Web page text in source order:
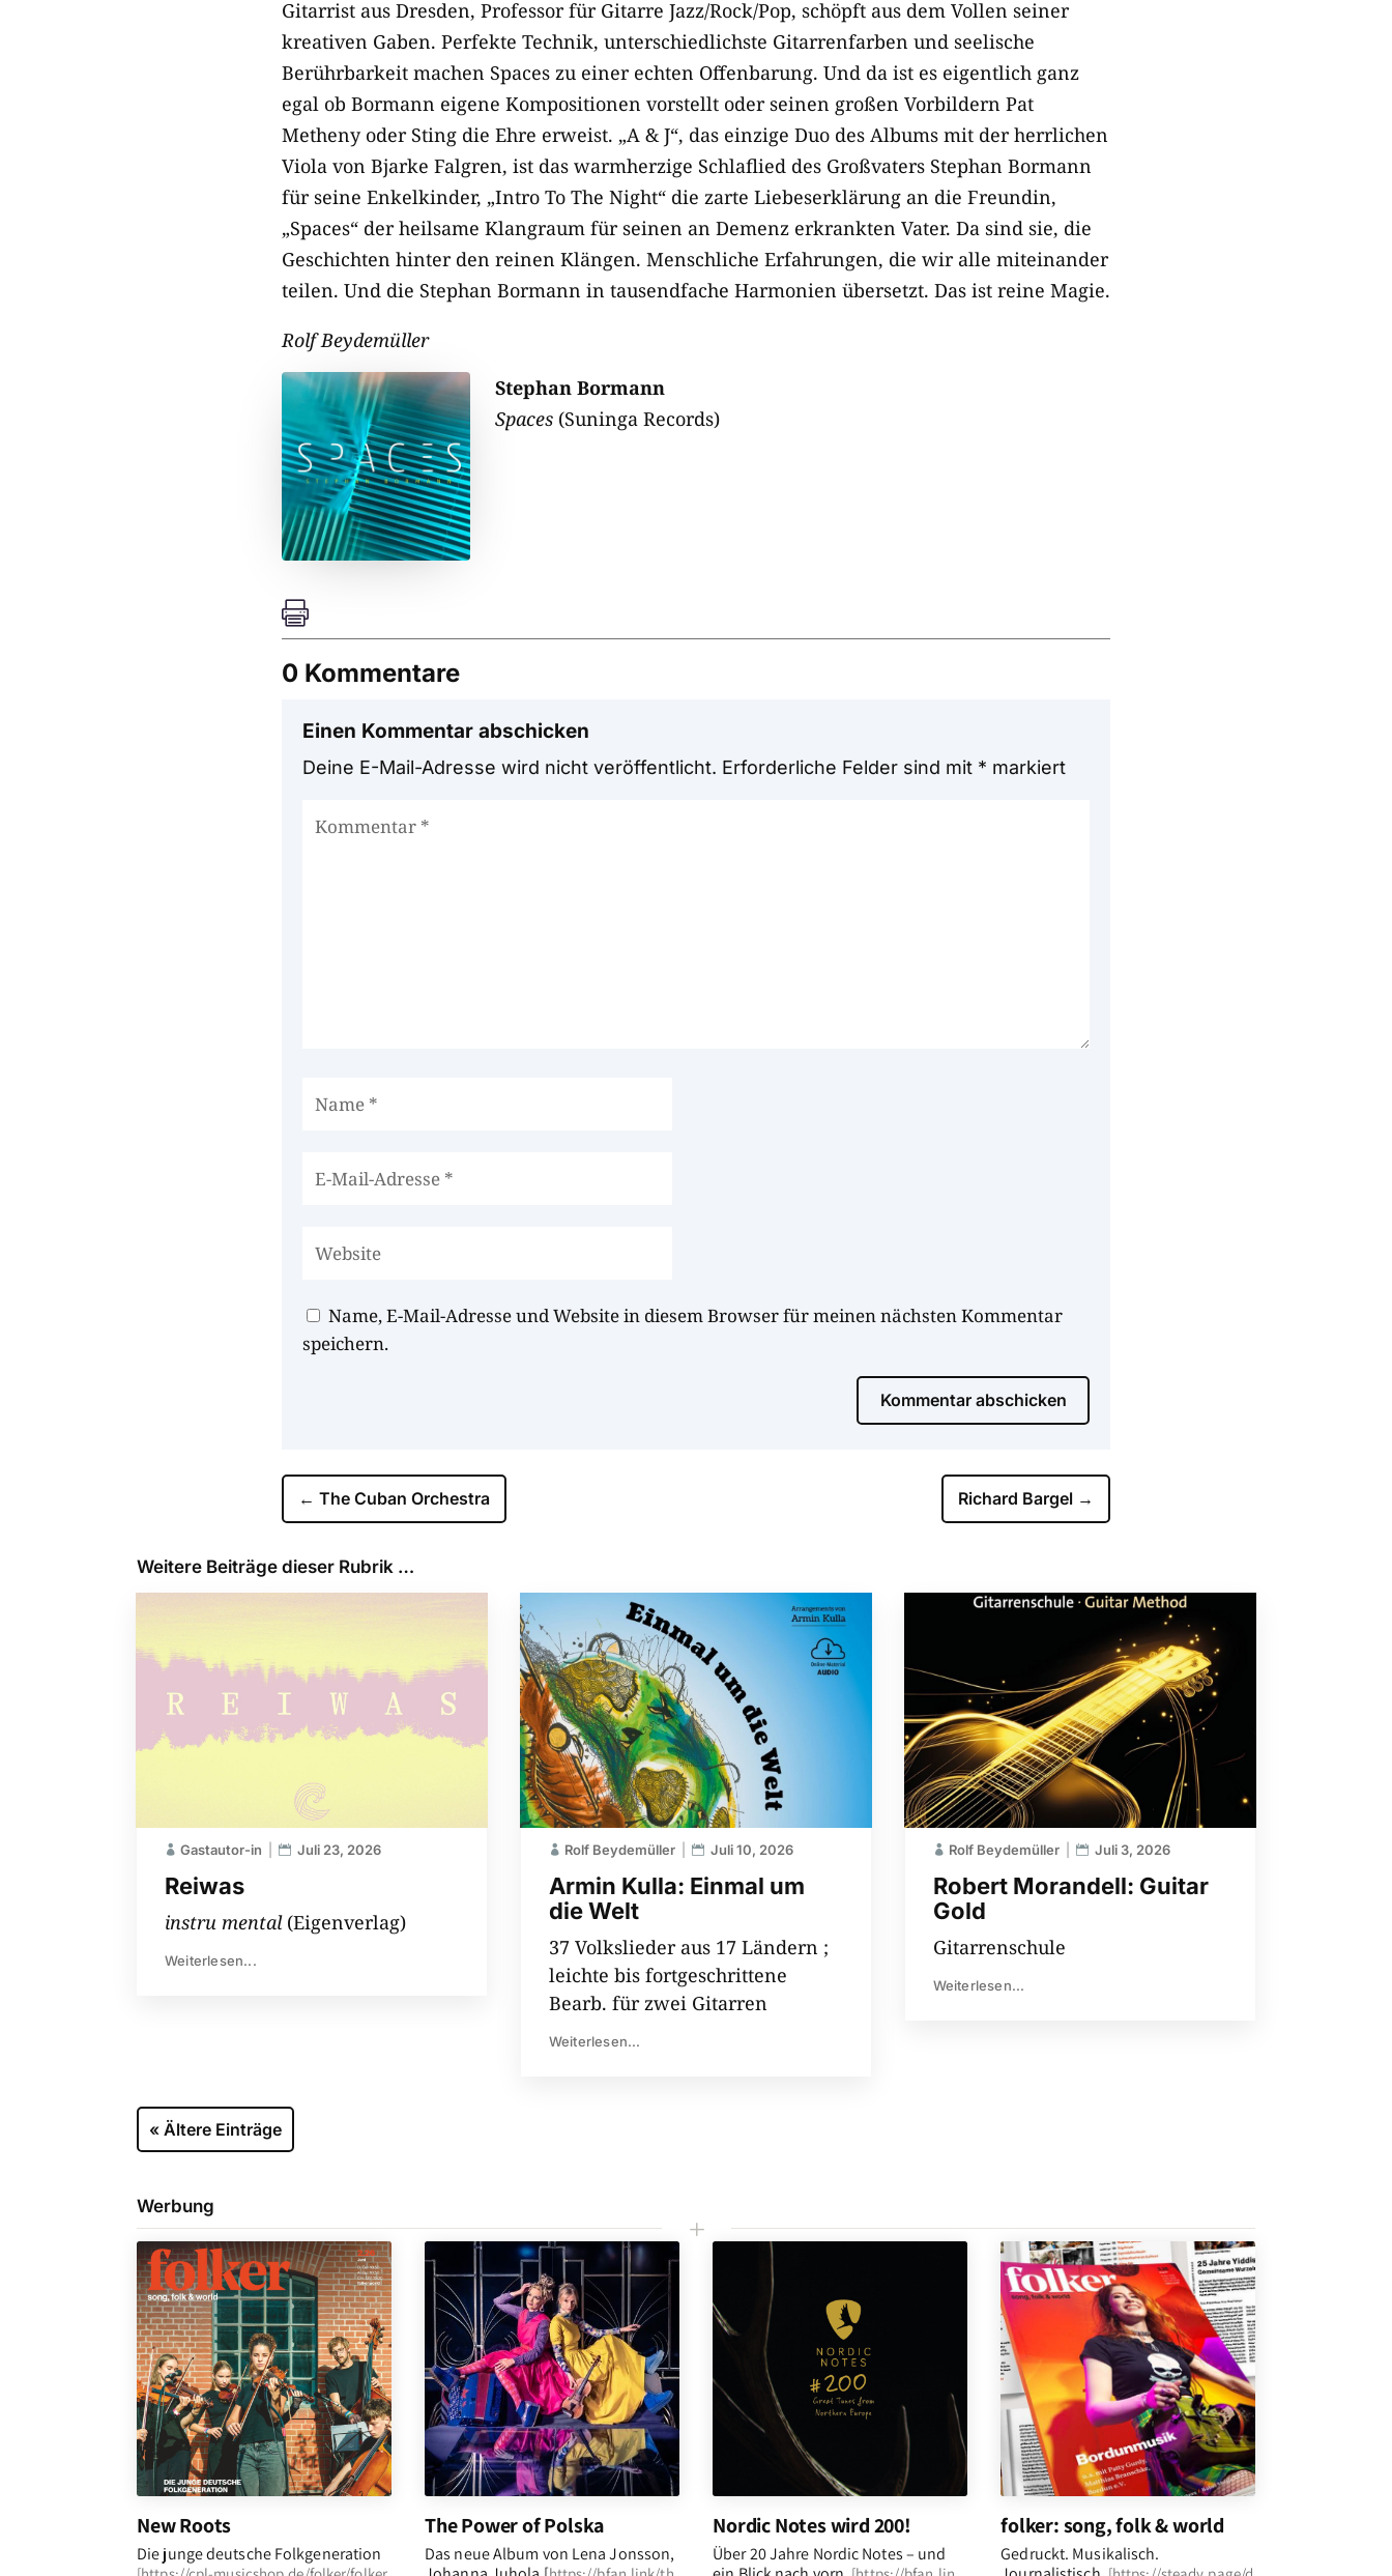
Gitarrist aus Dresden, Professor für Gitarre Jazz/Rock/Pop, schöpft aus dem Vollen seiner
kreativen Gaben. Perfekte Technik, unterschiedlichste Gitarrenfarben und seelische
Berührbarkeit machen Spaces zu einer echten Offenbarung. Und da ist es eigentlich ganz
egal ob Bormann eigene Kompositionen vorstellt oder seinen großen Vorbildern Pat
Metheny oder Sting die Ehre erweist. „A & J“, das einzige Duo des Albums mit der herrlichen
Viola von Bjarke Falgren, ist das warmherzige Schlaflied des Großvaters Stephan Bormann
für seine Enkelkinder, „Intro To The Night“ die zarte Liebeserklärung an die Freundin,
„Spaces“ der heilsame Klangraum für seinen an Demenz erkrankten Vater. Da sind sie, die
Geschichten hinter den reinen Klängen. Menschliche Erfahrungen, die wir alle miteinander
teilen. Und die Stephan Bormann in tausendfache Harmonien übersetzt. Das ist reine Magie.
Rolf Beydemüller
Stephan Bormann
Spaces (Suninga Records)

0 Kommentare
Einen Kommentar abschicken
Deine E-Mail-Adresse wird nicht veröffentlicht. Erforderliche Felder sind mit * markiert
Name, E-Mail-Adresse und Website in diesem Browser für meinen nächsten Kommentar
speichern.
Kommentar abschicken
← The Cuban Orchestra Richard Bargel →
Weitere Beiträge dieser Rubrik …
Reiwas
Gastautor-in Juli 23, 2026
instru mental(Eigenverlag)
Weiterlesen...
Armin Kulla: Einmal um
die Welt
Rolf Beydemüller Juli 10, 2026
37 Volkslieder aus 17 Ländern ;
leichte bis fortgeschrittene
Bearb. für zwei Gitarren
Weiterlesen...
Robert Morandell: Guitar
Gold
Rolf Beydemüller Juli 3, 2026
Gitarrenschule
Weiterlesen...
« Ältere Einträge
Werbung
L
New Roots
Die junge deutsche Folkgeneration
The Power of Polska
Das neue Album von Lena Jonsson,
Nordic Notes wird 200!
Über 20 Jahre Nordic Notes – und
folker: song, folk & world
Gedruckt. Musikalisch.